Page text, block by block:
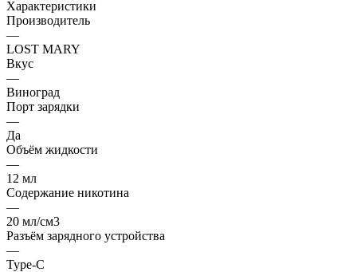
Характеристики
Производитель
—
LOST MARY
Вкус
—
Виноград
Порт зарядки
—
Да
Объём жидкости
—
12 мл
Содержание никотина
—
20 мл/см3
Разъём зарядного устройства
—
Type-C